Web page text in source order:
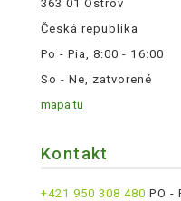
363 01 Ostrov
Česká republika
Po - Pia, 8:00 - 16:00
So - Ne, zatvorené
mapa tu
Kontakt
+421 950 308 480 PO -